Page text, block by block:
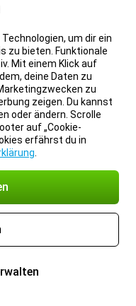
um dir ein
zu bieten. Funktionale
Mit einem Klick auf
deine Daten zu
zu
zeigen. Du kannst
oder ändern. Scrolle
auf „Cookie-
erfährst du in